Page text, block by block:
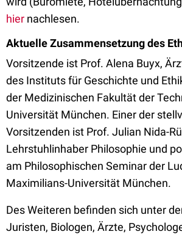
hier nachlesen.
Aktuelle Zusammensetzung des
Vorsitzende ist Prof. Alena Buyx,
des Instituts für Geschichte und
der Medizinischen Fakultät der
Universität München. Einer der
Vorsitzenden ist Prof. Julian Nida-
Lehrstuhlinhaber Philosophie und
am Philosophischen Seminar der
Maximilians-Universität München.
Des Weiteren befinden sich unter
Juristen, Biologen, Ärzte,